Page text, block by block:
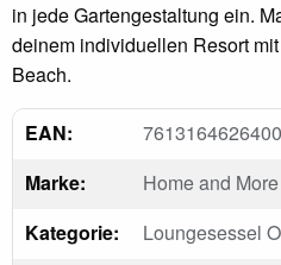
in jede Gartengestaltung ein.
deinem individuellen Resort
Beach.
EAN:
7613164626400
Marke:
Home and More
Kategorie:
Loungesessel